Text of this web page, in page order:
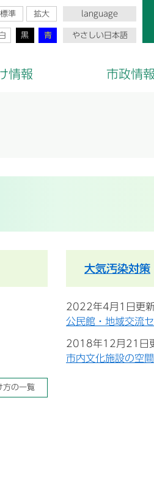
標準 拡大
黒 青
language
やさしい日本語
情報 市政情報
方の一覧
大気汚染対策
2022年4月1日更
公民館・地域交流
2018年12月21日
市内文化施設の空